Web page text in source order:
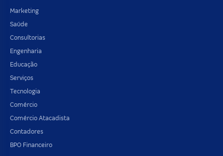
Marketing
Saúde
Consultorias
Engenharia
Educação
Serviços
Tecnologia
Comércio
Comércio Atacadista
Contadores
BPO Financeiro